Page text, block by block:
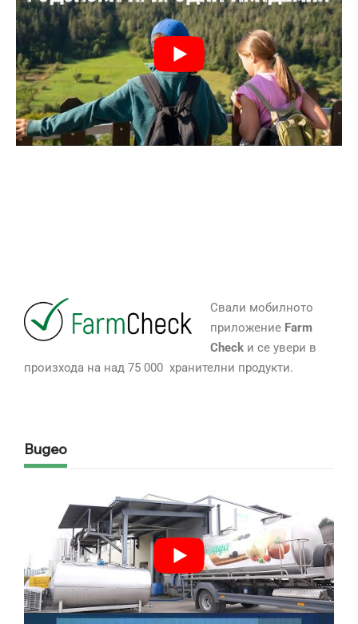
Свали мобилното
приложение Farm
Checkи се увери в
произхода на над 75 000 хранителни продукти.
Видео